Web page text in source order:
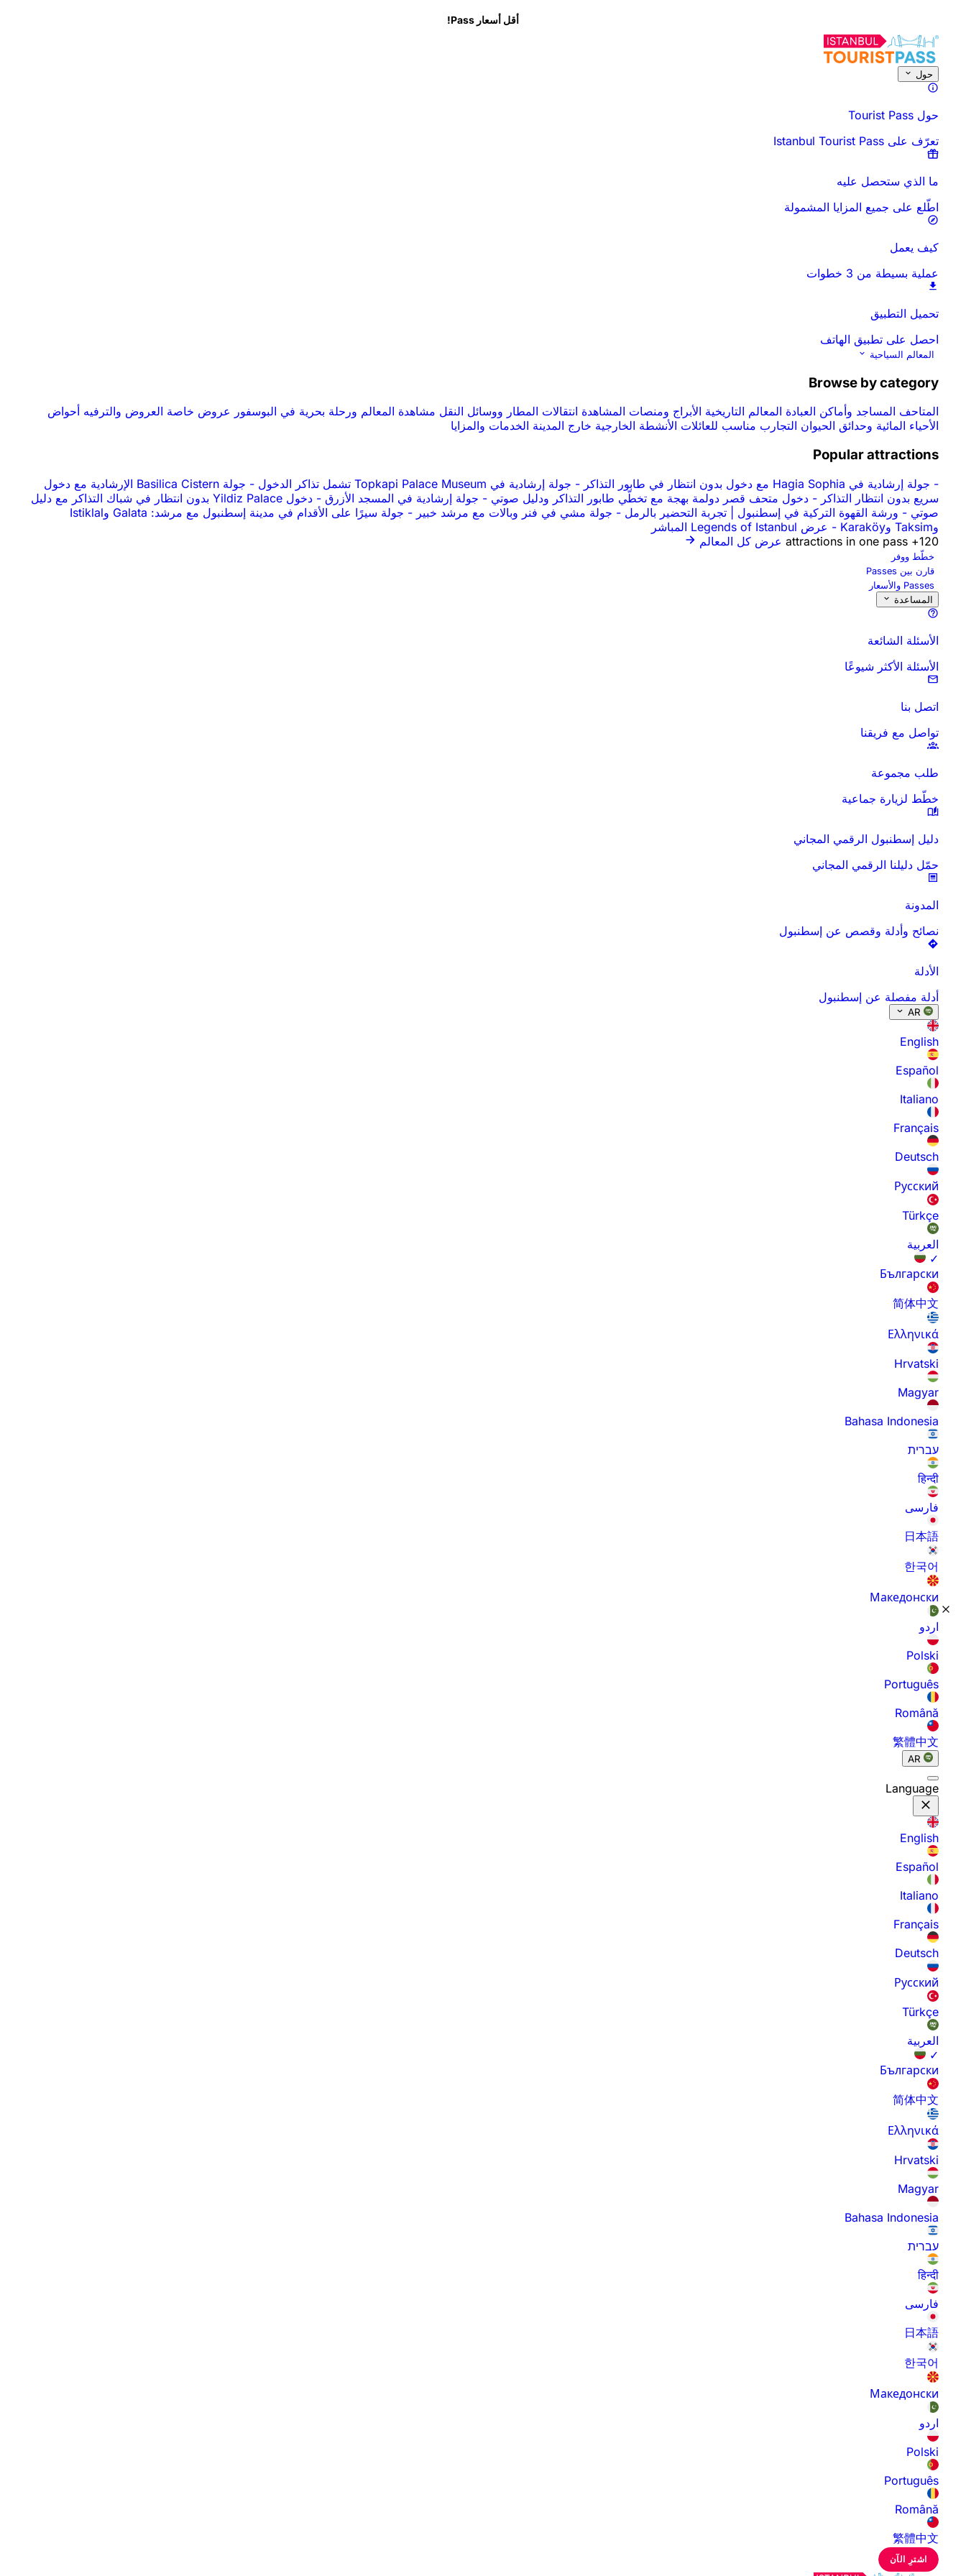
أقل أسعار Pass!
حول
حول Tourist Pass
تعرّف على Istanbul Tourist Pass
ما الذي ستحصل عليه
اطّلع على جميع المزايا المشمولة
كيف يعمل
عملية بسيطة من 3 خطوات
تحميل التطبيق
احصل على تطبيق الهاتف
المعالم السياحية
Browse by category
المتاحف المساجد وأماكن العبادة المعالم التاريخية الأبراج ومنصات المشاهدة انتقالات المطار ووسائل النقل مشاهدة المعالم ورحلة بحرية في البوسفور عروض خاصة العروض والترفيه أحواض
الأحياء المائية وحدائق الحيوان التجارب مناسب للعائلات الأنشطة الخارجية خارج المدينة الخدمات والمزايا
Popular attractions
- جولة إرشادية في Hagia Sophia مع دخول بدون انتظار في طابور التذاكر - جولة إرشادية في Topkapi Palace Museum تشمل تذاكر الدخول -
جولة Basilica Cistern الإرشادية مع دخول
سريع بدون انتظار التذاكر - دخول متحف قصر دولمة بهجة مع تخطّي طابور التذاكر ودليل صوتي - جولة إرشادية في المسجد الأزرق -
دخول Yildiz Palace بدون انتظار في شباك التذاكر مع دليل
صوتي - ورشة القهوة التركية في إسطنبول | تجربة التحضير بالرمل - جولة مشي في فنر وبالات مع مرشد خبير -
جولة سيرًا على الأقدام في مدينة إسطنبول مع مرشد: Galata وIstiklal
وTaksim وKaraköy
- عرض Legends of Istanbul المباشر
120+ attractions in one pass
عرض كل المعالم
خطّط ووفر
قارن بين Passes
Passes والأسعار
المساعدة
الأسئلة الشائعة
الأسئلة الأكثر شيوعًا
اتصل بنا
تواصل مع فريقنا
طلب مجموعة
خطّط لزيارة جماعية
دليل إسطنبول الرقمي المجاني
حمّل دليلنا الرقمي المجاني
المدونة
نصائح وأدلة وقصص عن إسطنبول
الأدلة
أدلة مفصلة عن إسطنبول
AR
English
Español
Italiano
Français
Deutsch
Русский
Türkçe
العربية
✓
Български
简体中文
Ελληνικά
Hrvatski
Magyar
Bahasa Indonesia
עברית
हिन्दी
فارسی
日本語
한국어
Македонски
اردو
Polski
Português
Română
繁體中文
AR
Language
English
Español
Italiano
Français
Deutsch
Русский
Türkçe
العربية
✓
Български
简体中文
Ελληνικά
Hrvatski
Magyar
Bahasa Indonesia
עברית
हिन्दी
فارسی
日本語
한국어
Македонски
اردو
Polski
Português
Română
繁體中文
اشترِ الآن